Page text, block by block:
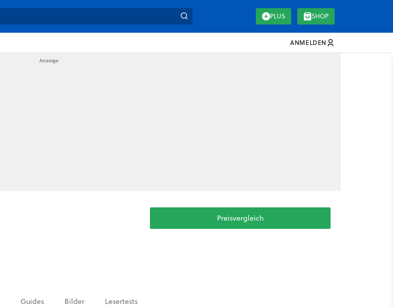
PLUS SHOP
ANMELDEN
Preisvergleich
Guides Bilder Lesertests